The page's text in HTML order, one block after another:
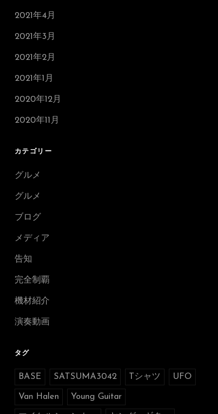
2021年4月
2021年3月
2021年2月
2021年1月
2020年12月
2020年11月
カテゴリー
グルメ
グルメ
ブログ
メディア
告知
完全制覇
機材紹介
演奏動画
タグ
BASE SATSUMA3042 Tシャツ UFO
Van Halen Young Guitar